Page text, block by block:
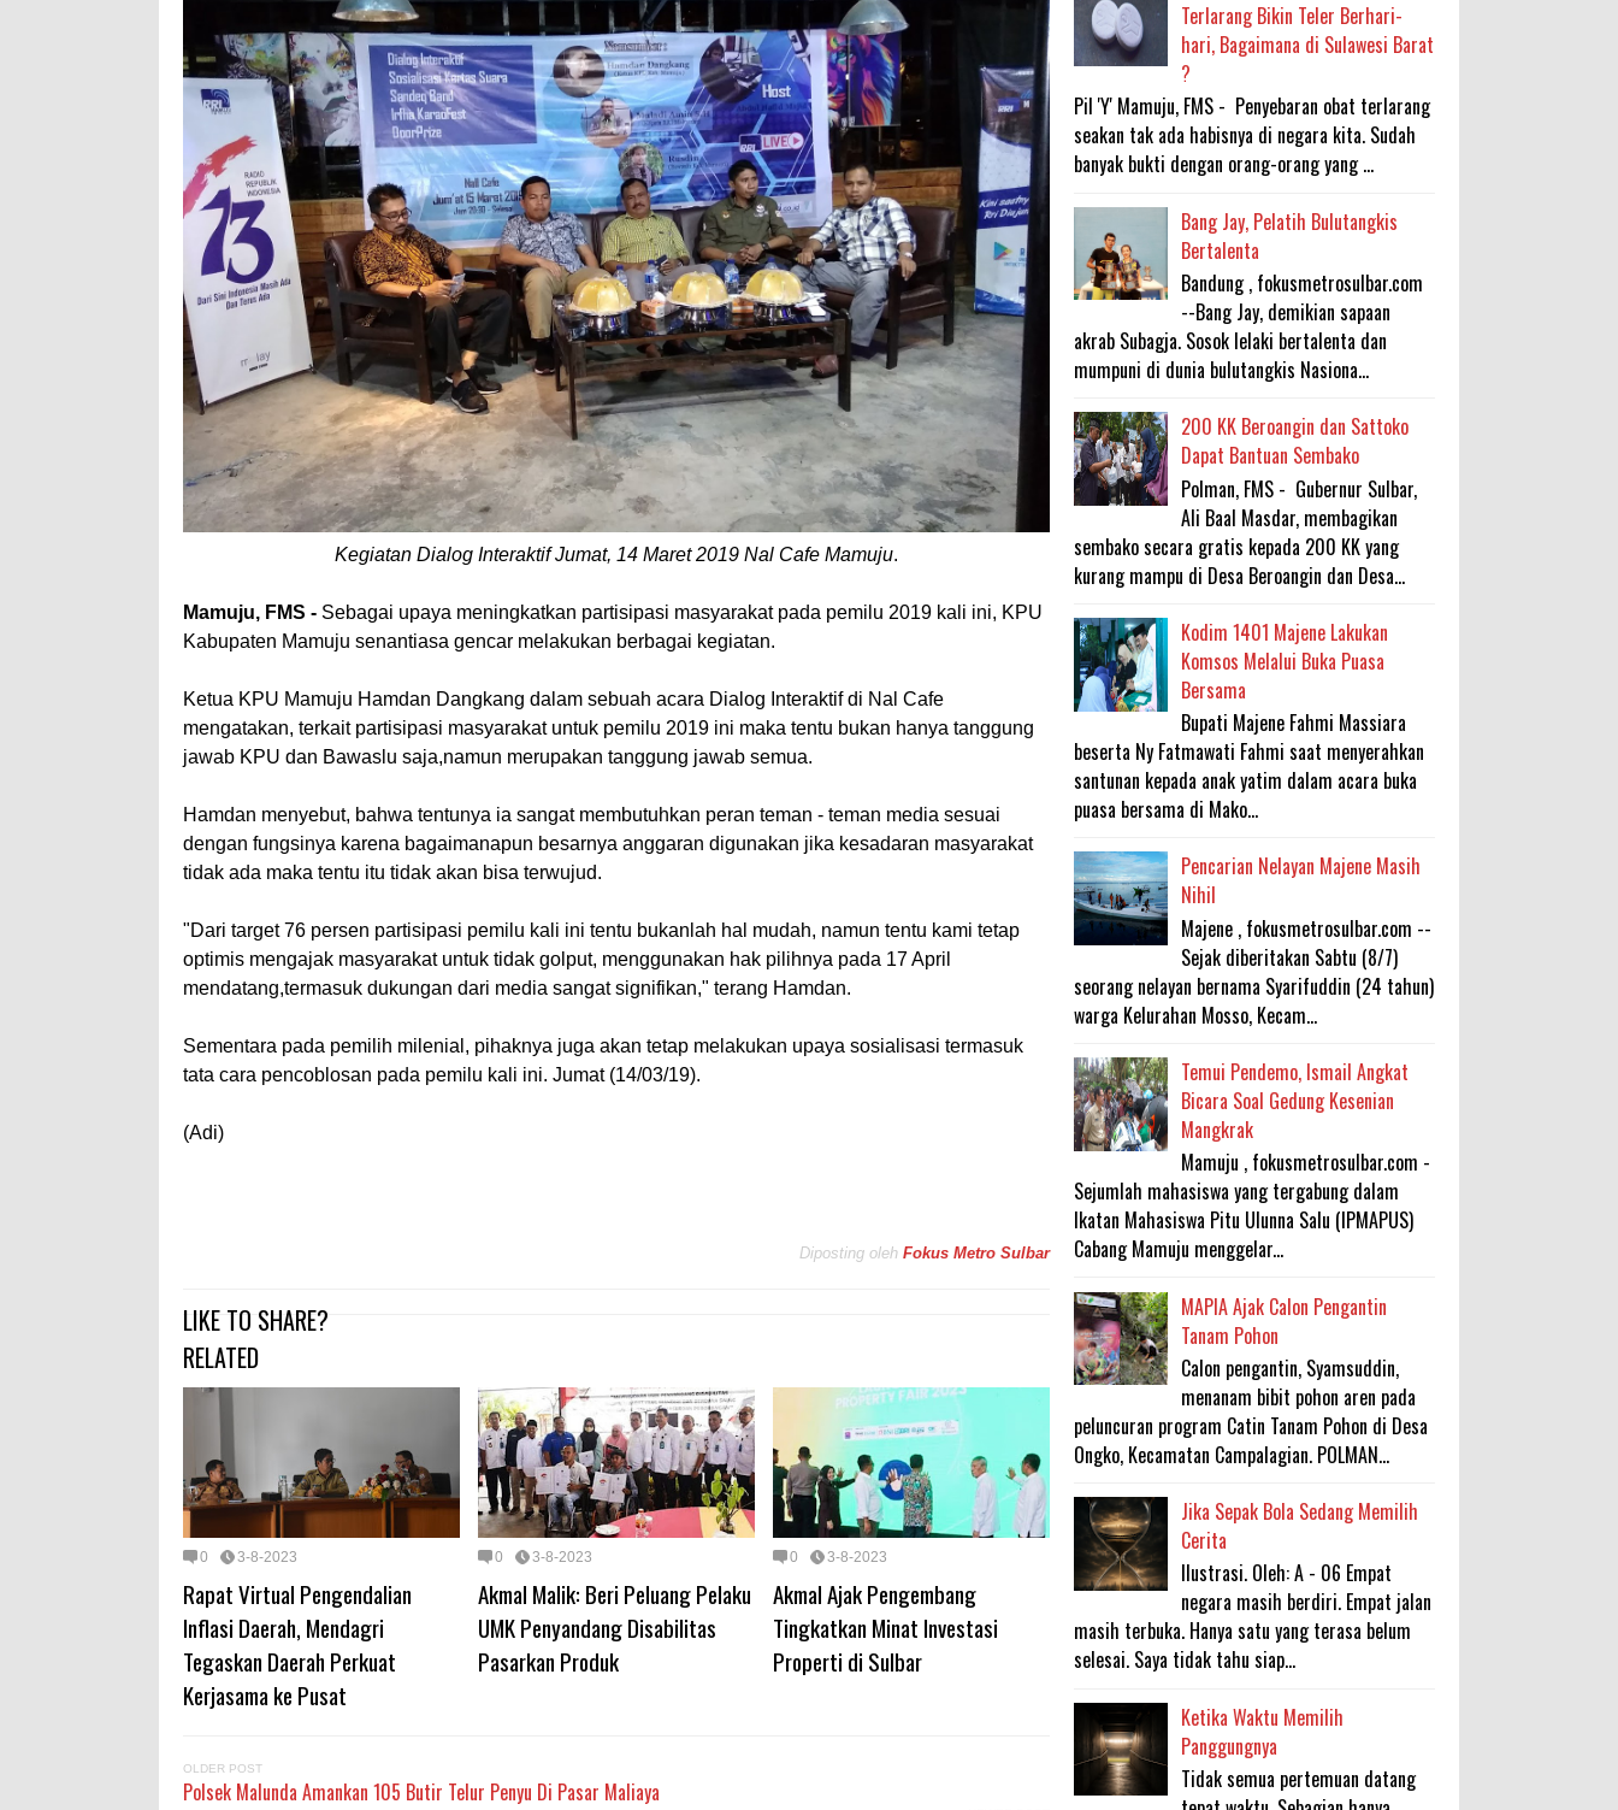
Kegiatan Dialog Interaktif Jumat, 14 Maret 2019 Nal Cafe Mamuju.
Mamuju, FMS - Sebagai upaya meningkatkan partisipasi masyarakat pada pemilu 2019 kali ini, KPU
Kabupaten Mamuju senantiasa gencar melakukan berbagai kegiatan.
Ketua KPU Mamuju Hamdan Dangkang dalam sebuah acara Dialog Interaktif di Nal Cafe
mengatakan, terkait partisipasi masyarakat untuk pemilu 2019 ini maka tentu bukan hanya tanggung
jawab KPU dan Bawaslu saja,namun merupakan tanggung jawab semua.
Hamdan menyebut, bahwa tentunya ia sangat membutuhkan peran teman - teman media sesuai
dengan fungsinya karena bagaimanapun besarnya anggaran digunakan jika kesadaran masyarakat
tidak ada maka tentu itu tidak akan bisa terwujud.
"Dari target 76 persen partisipasi pemilu kali ini tentu bukanlah hal mudah, namun tentu kami tetap
optimis mengajak masyarakat untuk tidak golput, menggunakan hak pilihnya pada 17 April
mendatang,termasuk dukungan dari media sangat signifikan," terang Hamdan.
Sementara pada pemilih milenial, pihaknya juga akan tetap melakukan upaya sosialisasi termasuk
tata cara pencoblosan pada pemilu kali ini. Jumat (14/03/19).
(Adi)
Diposting oleh Fokus Metro Sulbar
LIKE TO SHARE?
RELATED
0 3-8-2023
Rapat Virtual Pengendalian
Inflasi Daerah, Mendagri
Tegaskan Daerah Perkuat
Kerjasama ke Pusat
0 3-8-2023
Akmal Malik: Beri Peluang Pelaku
UMK Penyandang Disabilitas
Pasarkan Produk
0 3-8-2023
Akmal Ajak Pengembang
Tingkatkan Minat Investasi
Properti di Sulbar
OLDER POST
Polsek Malunda Amankan 105 Butir Telur Penyu Di Pasar Maliaya
Terlarang Bikin Teler Berhari-
hari, Bagaimana di Sulawesi Barat
?
Pil 'Y' Mamuju, FMS - Penyebaran obat terlarang
seakan tak ada habisnya di negara kita. Sudah
banyak bukti dengan orang-orang yang ...
Bang Jay, Pelatih Bulutangkis
Bertalenta
Bandung , fokusmetrosulbar.com
--Bang Jay, demikian sapaan
akrab Subagja. Sosok lelaki bertalenta dan
mumpuni di dunia bulutangkis Nasiona...
200 KK Beroangin dan Sattoko
Dapat Bantuan Sembako
Polman, FMS - Gubernur Sulbar,
Ali Baal Masdar, membagikan
sembako secara gratis kepada 200 KK yang
kurang mampu di Desa Beroangin dan Desa...
Kodim 1401 Majene Lakukan
Komsos Melalui Buka Puasa
Bersama
Bupati Majene Fahmi Massiara
beserta Ny Fatmawati Fahmi saat menyerahkan
santunan kepada anak yatim dalam acara buka
puasa bersama di Mako...
Pencarian Nelayan Majene Masih
Nihil
Majene , fokusmetrosulbar.com --
Sejak diberitakan Sabtu (8/7)
seorang nelayan bernama Syarifuddin (24 tahun)
warga Kelurahan Mosso, Kecam...
Temui Pendemo, Ismail Angkat
Bicara Soal Gedung Kesenian
Mangkrak
Mamuju , fokusmetrosulbar.com -
Sejumlah mahasiswa yang tergabung dalam
Ikatan Mahasiswa Pitu Ulunna Salu (IPMAPUS)
Cabang Mamuju menggelar...
MAPIA Ajak Calon Pengantin
Tanam Pohon
Calon pengantin, Syamsuddin,
menanam bibit pohon aren pada
peluncuran program Catin Tanam Pohon di Desa
Ongko, Kecamatan Campalagian. POLMAN...
Jika Sepak Bola Sedang Memilih
Cerita
Ilustrasi. Oleh: A - 06 Empat
negara masih berdiri. Empat jalan
masih terbuka. Hanya satu yang terasa belum
selesai. Saya tidak tahu siap...
Ketika Waktu Memilih
Panggungnya
Tidak semua pertemuan datang